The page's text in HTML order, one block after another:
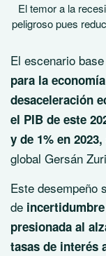
El temor a la
peligroso pues
El escenario
para la
desaceleración
el PIB de este
y de 1% en 2023,
global Gersán
Este desempeño
de
presionada al
tasas de interés